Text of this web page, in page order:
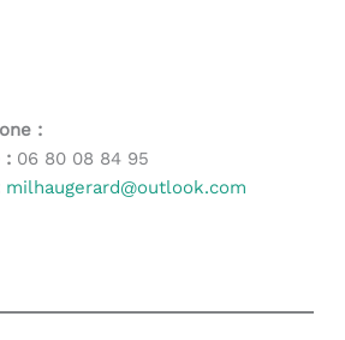
Utilisateurs et utilisatrices
:
: 06 80 08 84 95
milhaugerard@outlook.com